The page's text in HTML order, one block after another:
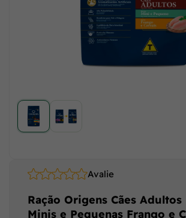
Avalie
Ração Origens Cães Adultos
Minis e Pequenas Frango e